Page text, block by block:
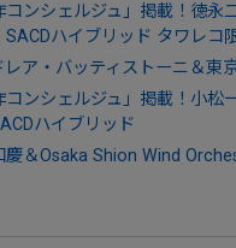
コンシェルジュ」掲載！徳
SACDハイブリッド タワレコ
レア・バッティストーニ＆東
コンシェルジュ」掲載！小
ハイブリッド
慶＆Osaka Shion Wind